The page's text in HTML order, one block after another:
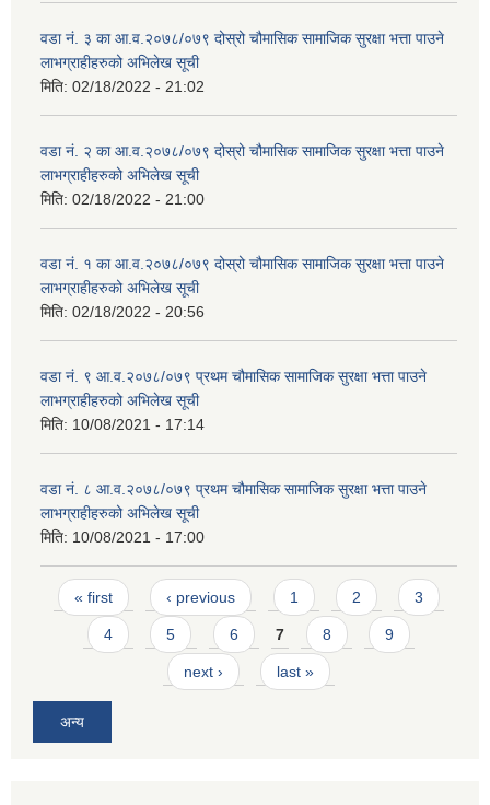
वडा नं. ३ का आ.व.२०७८/०७९ दोस्रो चौमासिक सामाजिक सुरक्षा भत्ता पाउने
लाभग्राहीहरुको अभिलेख सूची
मिति: 02/18/2022 - 21:02
वडा नं. २ का आ.व.२०७८/०७९ दोस्रो चौमासिक सामाजिक सुरक्षा भत्ता पाउने
लाभग्राहीहरुको अभिलेख सूची
मिति: 02/18/2022 - 21:00
वडा नं. १ का आ.व.२०७८/०७९ दोस्रो चौमासिक सामाजिक सुरक्षा भत्ता पाउने
लाभग्राहीहरुको अभिलेख सूची
मिति: 02/18/2022 - 20:56
वडा नं. ९ आ.व.२०७८/०७९ प्रथम चौमासिक सामाजिक सुरक्षा भत्ता पाउने
लाभग्राहीहरुको अभिलेख सूची
मिति: 10/08/2021 - 17:14
वडा नं. ८ आ.व.२०७८/०७९ प्रथम चौमासिक सामाजिक सुरक्षा भत्ता पाउने
लाभग्राहीहरुको अभिलेख सूची
मिति: 10/08/2021 - 17:00
Pages
« first ‹ previous 1 2 3
4 5 6 7 8 9
next › last »
अन्य